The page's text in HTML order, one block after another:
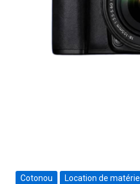
Cotonou Location de matériel